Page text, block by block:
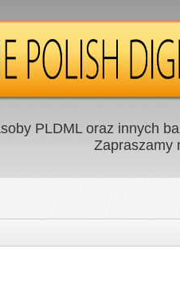
PLDML oraz innych
Zapraszamy